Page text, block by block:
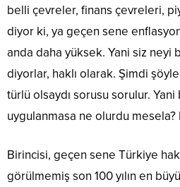
belli çevreler, finans çevreleri,
diyor ki, ya geçen sene enflasyon
anda daha yüksek. Yani siz neyi
diyorlar, haklı olarak. Şimdi
türlü olsaydı sorusu sorulur.
uygulanmasa ne olurdu mesela?
Birincisi, geçen sene Türkiye
görülmemiş son 100 yılın en